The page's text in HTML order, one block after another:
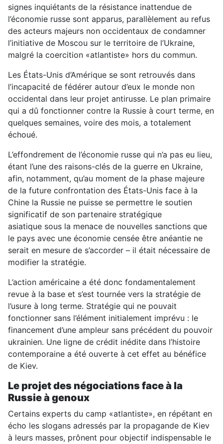
signes inquiétants de la résistance inattendue de
l’économie russe sont apparus, parallèlement au refus
des acteurs majeurs non occidentaux de condamner
l’initiative de Moscou sur le territoire de l’Ukraine,
malgré la coercition «atlantiste» hors du commun.
Les États-Unis d’Amérique se sont retrouvés dans
l’incapacité de fédérer autour d’eux le monde non
occidental dans leur projet antirusse. Le plan primaire
qui a dû fonctionner contre la Russie à court terme, en
quelques semaines, voire des mois, a totalement
échoué.
L’effondrement de l’économie russe qui n’a pas eu lieu,
étant l’une des raisons-clés de la guerre en Ukraine,
afin, notamment, qu’au moment de la phase majeure
de la future confrontation des États-Unis face à la
Chine la Russie ne puisse se permettre le soutien
significatif de son partenaire stratégique
asiatique sous la menace de nouvelles sanctions que
le pays avec une économie censée être anéantie ne
serait en mesure de s’accorder – il était nécessaire de
modifier la stratégie.
L’action américaine a été donc fondamentalement
revue à la base et s’est tournée vers la stratégie de
l’usure à long terme. Stratégie qui ne pouvait
fonctionner sans l’élément initialement imprévu : le
financement d’une ampleur sans précédent du pouvoir
ukrainien. Une ligne de crédit inédite dans l’histoire
contemporaine a été ouverte à cet effet au bénéfice
de Kiev.
Le projet des négociations face à la
Russie à genoux
Certains experts du camp «atlantiste», en répétant en
écho les slogans adressés par la propagande de Kiev
à leurs masses, prônent pour objectif indispensable le